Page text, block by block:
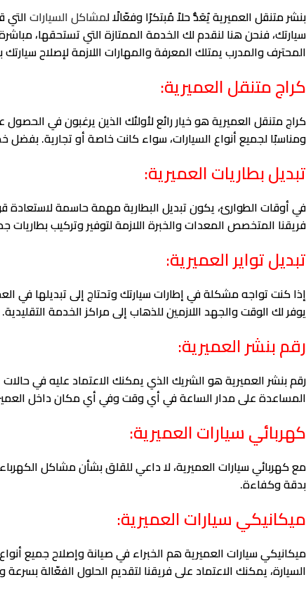
بنشر متنقل العميرية يُعَدُّ حلاً مُبتكرًا وفعّالًا لمشاكل السيارات
سيارتك، فنحن هنا لنقدم لك الخدمة الممتازة التي تستحقها،
المحترف والمدرب يمتلك المعرفة والمهارات اللازمة لإصلاح
كراج متنقل العميرية:
كراج متنقل العميرية هو خيار رائع لأولئك الذين يرغبون في
ومناسبًا لجميع أنواع السيارات، سواء كانت خاصة أو تجارية. بفضل
تبديل بطاريات العميرية:
في أوقات الطوارئ، يكون تبديل البطارية مهمة حاسمة لاستعادة
فريقنا المتخصص المعدات والخبرة اللازمة لتوفير وتركيب
تبديل تواير العميرية:
إذا كنت تواجه مشكلة في إطارات سيارتك وتحتاج إلى تبديلها في
يوفر لك الوقت والجهد اللازمين للذهاب إلى مراكز الخدمة التقليدية.
رقم بنشر العميرية:
رقم بنشر العميرية هو الشريك الذي يمكنك الاعتماد عليه في
المساعدة على مدار الساعة في أي وقت وفي أي مكان داخل
كهربائي سيارات العميرية:
مع كهربائي سيارات العميرية، لا داعي للقلق بشأن مشاكل
بدقة وكفاءة.
ميكانيكي سيارات العميرية:
ميكانيكي سيارات العميرية هم الخبراء في صيانة وإصلاح جميع
السيارة، يمكنك الاعتماد على فريقنا لتقديم الحلول الفعّالة بسرعة